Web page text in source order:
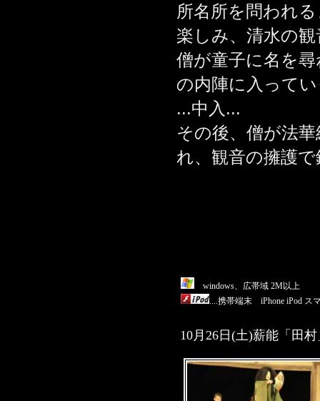
所名所を問われ
楽しみ、清水の
僧が童子に名を
の内陣に入って
...中入...
その後、僧が法
れ、観音の擁護